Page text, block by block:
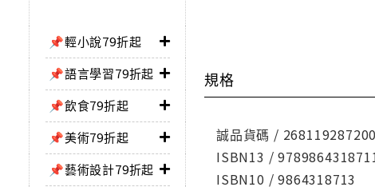
📌輕小說79折起
📌語言學習79折起
📌飲食79折起
📌美術79折起
📌藝術設計79折起
規格
誠品貨碼 /
ISBN13 /
ISBN10 / 9864318713